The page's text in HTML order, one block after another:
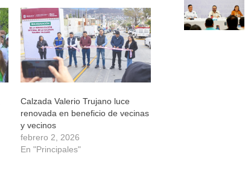
Calzada Valerio Trujano luce
renovada en beneficio de vecinas
y vecinos
febrero 2, 2026
En "Principales"